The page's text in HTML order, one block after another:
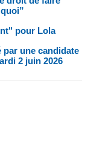
pour Lola
une candidate
2 juin 2026